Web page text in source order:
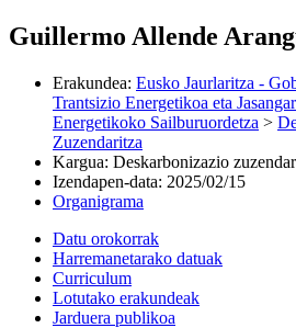
Guillermo Allende
Erakundea: Eusko Jaurlaritza -
Trantsizio Energetikoa eta
Energetikoko Sailburuordetza >
Zuzendaritza
Kargua: Deskarbonizazio
Izendapen-data: 2025/02/15
Organigrama
Datu orokorrak
Harremanetarako datuak
Curriculum
Lotutako erakundeak
Jarduera publikoa